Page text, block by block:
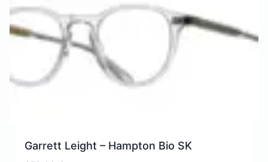
Garrett Leight – Hampton Bio SK